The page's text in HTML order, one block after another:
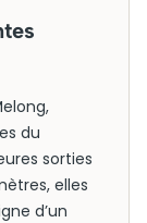
du
sorties
elles
d’un